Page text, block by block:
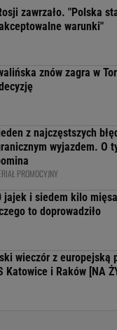
zawrzało. "Polska
warunki"
znów zagra w
z najczęstszych
wyjazdem. O
PROMOCYJNY
jajek i siedem kilo
to doprowadziło
wieczór z europejską
Katowice i Raków [NA